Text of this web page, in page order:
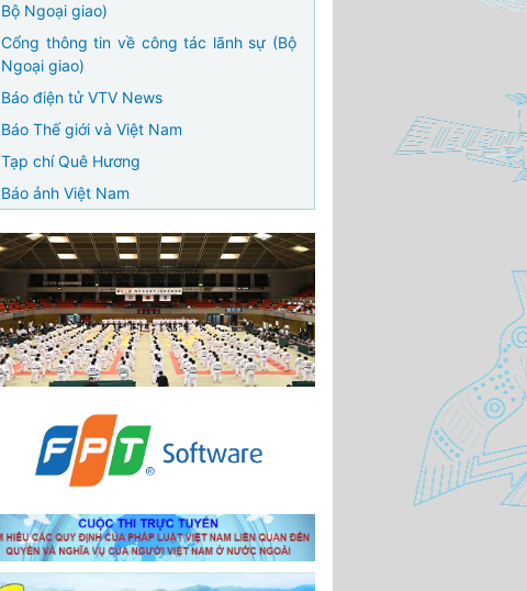
Bộ Ngoại giao)
Cổng thông tin về công tác lãnh sự (Bộ
Ngoại giao)
Báo điện tử VTV News
Báo Thế giới và Việt Nam
Tạp chí Quê Hương
Báo ảnh Việt Nam